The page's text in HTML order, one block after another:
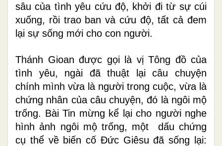
sâu của tình yêu cứu độ, khởi đi từ sự cúi
xuống, rồi trao ban và cứu độ, tất cả đem
lại sự sống mới cho con người.
Thánh Gioan được gọi là vị Tông đồ của
tình yêu, ngài đã thuật lại câu chuyện
chính mình vừa là người trong cuộc, vừa là
chứng nhân của câu chuyện, đó là ngôi mộ
trống. Bài Tin mừng kể lại cho người nghe
hình ảnh ngôi mộ trống, một dấu chứng
cụ thể về biến cố Đức Giêsu đã sống lại: